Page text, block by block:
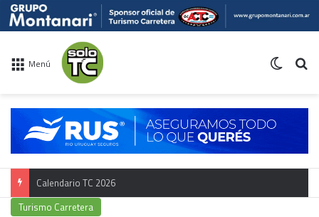
Menú
Calendario TC 2026
Turismo Carretera